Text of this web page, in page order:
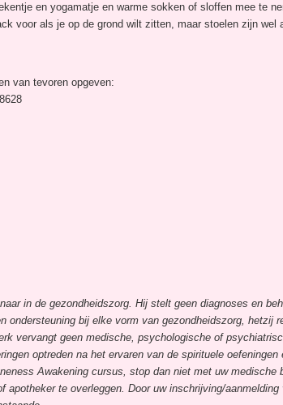
en yogamatje en warme sokken of sloffen mee te
voor als je op de grond wilt zitten, maar stoelen zijn wel
van tevoren opgeven:
in de gezondheidszorg. Hij stelt geen diagnoses en
ondersteuning bij elke vorm van gezondheidszorg, hetzij
vervangt geen medische, psychologische of
optreden na het ervaren van de spirituele oefeningen
Awakening cursus, stop dan niet met uw medische
apotheker te overleggen. Door uw inschrijving/aanmelding